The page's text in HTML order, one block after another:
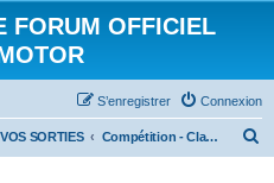
FORUM OFFICIEL
Connexion
S’enregistrer
VOS SORTIES Compétition - Classiques